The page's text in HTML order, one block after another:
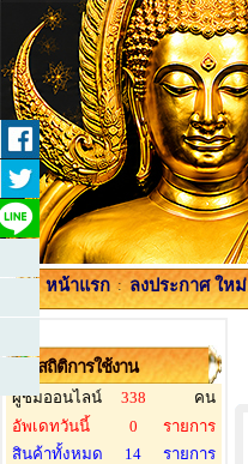
หน้าแรก : ลงประกาศ ใหม่
สถิติการใช้งาน
ผู้ชมออนไลน์ 338
คน
อัพเดทวันนี้
0
รายการ
สินค้าทั้งหมด
14
รายการ